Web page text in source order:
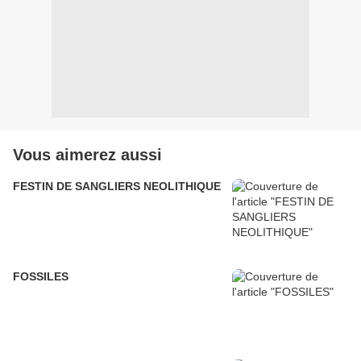
Vous aimerez aussi
FESTIN DE SANGLIERS NEOLITHIQUE
FOSSILES